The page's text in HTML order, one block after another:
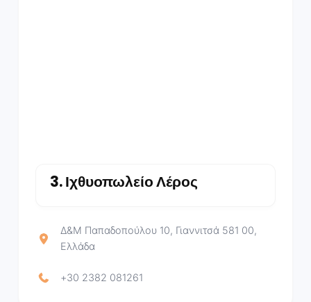
3.Ιχθυοπωλείο Λέρος
Δ&Μ Παπαδοπούλου 10, Γιαννιτσά 581 00,
Ελλάδα
+30 2382 081261